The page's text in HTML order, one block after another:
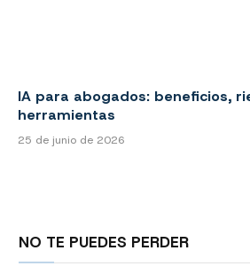
IA para abogados: beneficios,
herramientas
25 de junio de 2026
NO TE PUEDES PERDER